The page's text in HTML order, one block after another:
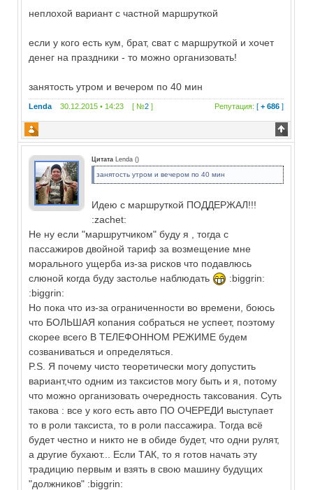
неплохой вариант с частной маршруткой
если у кого есть кум, брат, сват с маршруткой и хочет
денег на праздники - то можно организовать!
занятость утром и вечером по 40 мин
Lenda 30.12.2015 • 14:23 [ №2 ] Репутация: [+ 686 ]
Цитата Lenda ()
занятость утром и вечером по 40 мин
Идею с маршруткой ПОДДЕРЖАЛ!!!
:zachet:
Не ну если "маршрутчиком" буду я , тогда с
пассажиров двойной тариф за возмещение мне
морального ущерба из-за рисков что подавлюсь
слюной когда буду застолье наблюдать
:biggrin:
:biggrin:
Но пока что из-за ограниченности во времени, боюсь
что БОЛЬШАЯ копания собраться не успеет, поэтому
скорее всего В ТЕЛЕФОННОМ РЕЖИМЕ будем
созваниваться и определяться.
P.S. Я почему чисто теоретически могу допустить
вариант,что одним из таксистов могу быть и я, потому
что можно организовать очередность таксования. Суть
такова : все у кого есть авто ПО ОЧЕРЕДИ выступает
то в роли таксиста, то в роли пассажира. Тогда всё
будет честно и никто не в обиде будет, что одни рулят,
а другие бухают... Если ТАК, то я готов начать эту
традицию первым и взять в свою машину будущих
"должников" :biggrin: